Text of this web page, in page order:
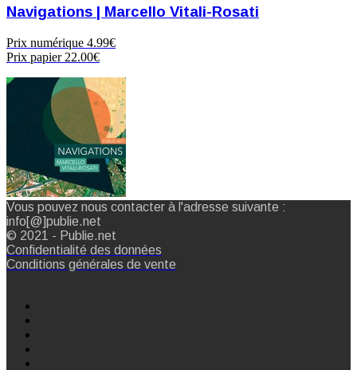
Navigations | Marcello Vitali-Rosati
Prix numérique 4.99€
Prix papier22.00€
Vous pouvez nous contacter à l'adresse suivante :
info[@]publie.net
© 2021 - Publie.net
Confidentialité des données
Conditions générales de vente